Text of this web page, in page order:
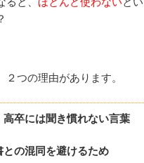
２つの理由があります。
高卒には聞き慣れない言葉
との混同を避けるため